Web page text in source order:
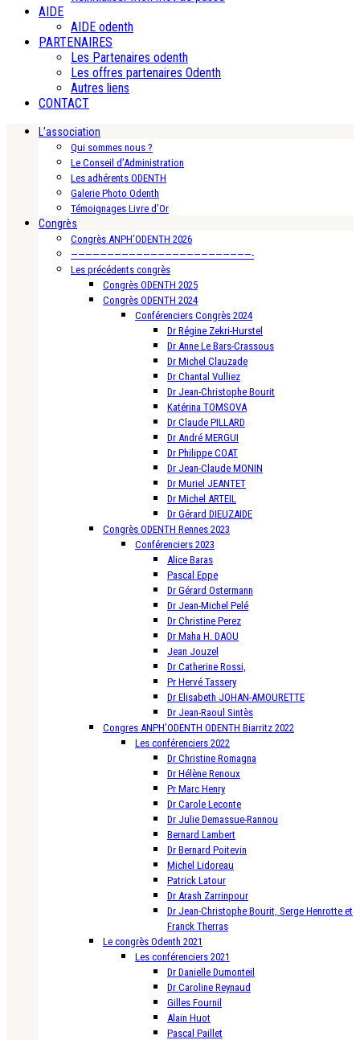
AIDE
AIDE odenth
PARTENAIRES
Les Partenaires odenth
Les offres partenaires Odenth
Autres liens
CONTACT
L’association
Qui sommes nous ?
Le Conseil d’Administration
Les adhérents ODENTH
Galerie Photo Odenth
Témoignages Livre d’Or
Congrès
Congrès ANPH’ODENTH 2026
—————————————————————————-
Les précédents congrès
Congrès ODENTH 2025
Congrès ODENTH 2024
Conférenciers Congrès 2024
Dr Régine Zekri-Hurstel
Dr Anne Le Bars-Crassous
Dr Michel Clauzade
Dr Chantal Vulliez
Dr Jean-Christophe Bourit
Katérina TOMSOVA
Dr Claude PILLARD
Dr André MERGUI
Dr Philippe COAT
Dr Jean-Claude MONIN
Dr Muriel JEANTET
Dr Michel ARTEIL
Dr Gérard DIEUZAIDE
Congrès ODENTH Rennes 2023
Conférenciers 2023
Alice Baras
Pascal Eppe
Dr Gérard Ostermann
Dr Jean-Michel Pelé
Dr Christine Perez
Dr Maha H. DAOU
Jean Jouzel
Dr Catherine Rossi,
Pr Hervé Tassery
Dr Elisabeth JOHAN-AMOURETTE
Dr Jean-Raoul Sintès
Congres ANPH’ODENTH ODENTH Biarritz 2022
Les conférenciers 2022
Dr Christine Romagna
Dr Hélène Renoux
Pr Marc Henry
Dr Carole Leconte
Dr Julie Demassue-Rannou
Bernard Lambert
Dr Bernard Poitevin
Michel Lidoreau
Patrick Latour
Dr Arash Zarrinpour
Dr Jean-Christophe Bourit, Serge Henrotte et
Franck Therras
Le congrès Odenth 2021
Les conférenciers 2021
Dr Danielle Dumonteil
Dr Caroline Reynaud
Gilles Fournil
Alain Huot
Pascal Paillet